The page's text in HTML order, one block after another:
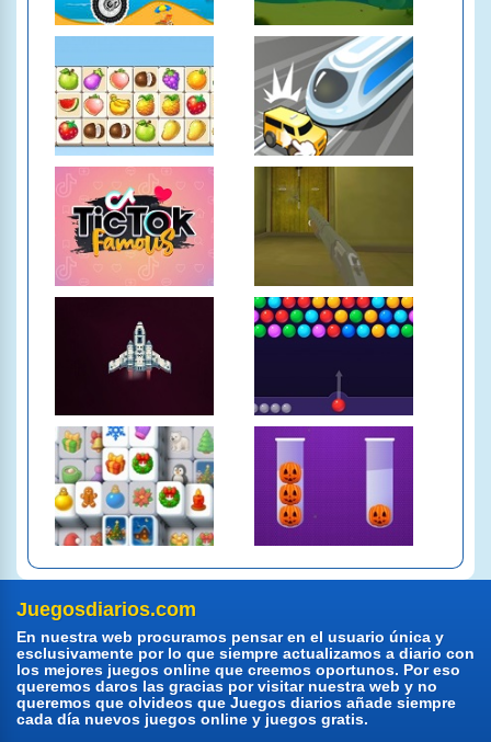
Juegosdiarios.com
En nuestra web procuramos pensar en el usuario única y
esclusivamente por lo que siempre actualizamos a diario con
los mejores juegos online que creemos oportunos. Por eso
queremos daros las gracias por visitar nuestra web y no
queremos que olvideos que Juegos diarios añade siempre
cada día nuevos juegos online y juegos gratis.